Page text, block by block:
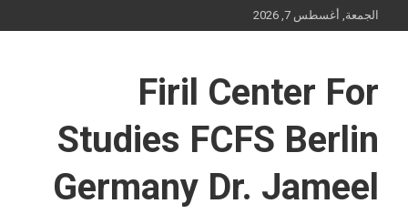
to
الجمعة, أغسطس 7, 2026
Firil Center For
Studies FCFS Berlin
Germany Dr. Jameel